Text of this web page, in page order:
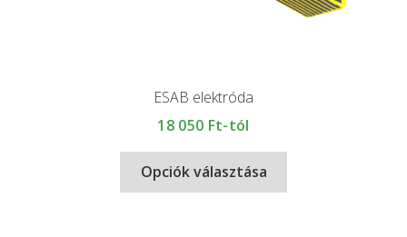
ESAB elektróda
18 050 Ft-tól
Opciók választása